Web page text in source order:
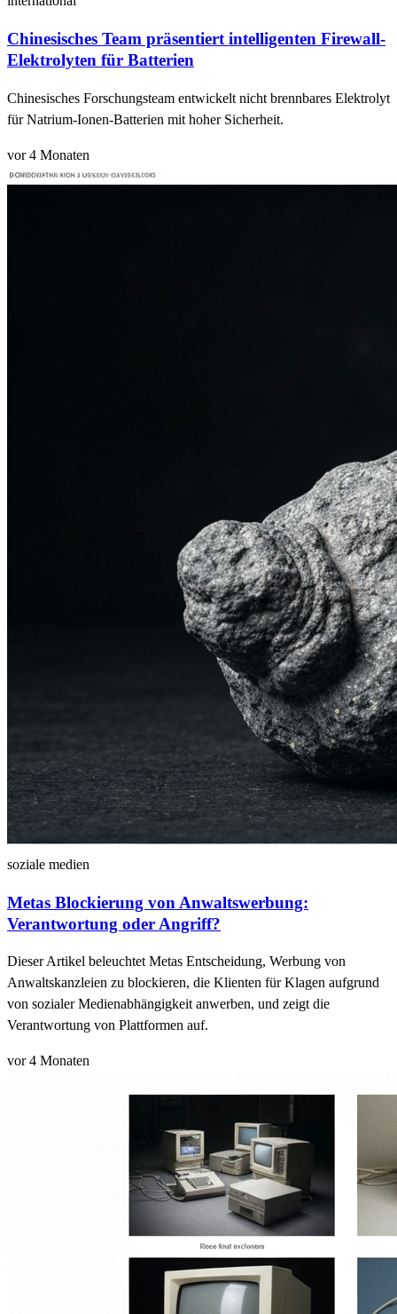
Chinesisches Team präsentiert intelligenten Firewall-
Elektrolyten für Batterien
Chinesisches Forschungsteam entwickelt nicht brennbares Elektrolyt
für Natrium-Ionen-Batterien mit hoher Sicherheit.
vor 4 Monaten
soziale medien
Metas Blockierung von Anwaltswerbung:
Verantwortung oder Angriff?
Dieser Artikel beleuchtet Metas Entscheidung, Werbung von
Anwaltskanzleien zu blockieren, die Klienten für Klagen aufgrund
von sozialer Medienabhängigkeit anwerben, und zeigt die
Verantwortung von Plattformen auf.
vor 4 Monaten